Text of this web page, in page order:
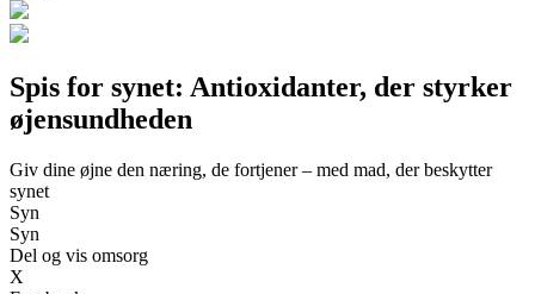
Spis for synet: Antioxidanter, der styrker
øjensundheden
Giv dine øjne den næring, de fortjener – med mad, der beskytter
synet
Syn
Syn
Del og vis omsorg
X